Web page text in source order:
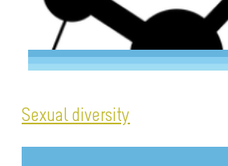
Sexual diversity